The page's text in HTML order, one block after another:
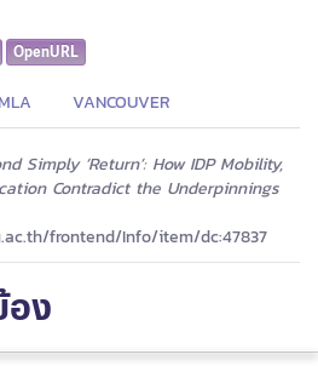
OpenURL
MLA VANCOUVER
Simply ‘Return’: How IDP Mobility,
Contradict the Underpinnings
frontend/Info/item/dc:47837
อง